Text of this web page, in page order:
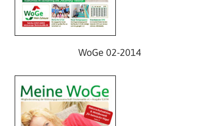
WoGe 02-2014
WoGe 01-2014